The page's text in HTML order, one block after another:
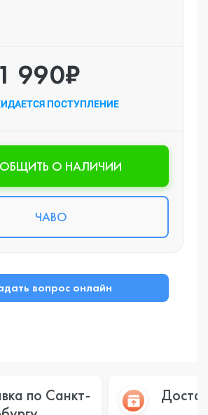
990₽
ПОСТУПЛЕНИЕ
О НАЛИЧИИ
ЧАВО
вопрос онлайн
по Санкт-